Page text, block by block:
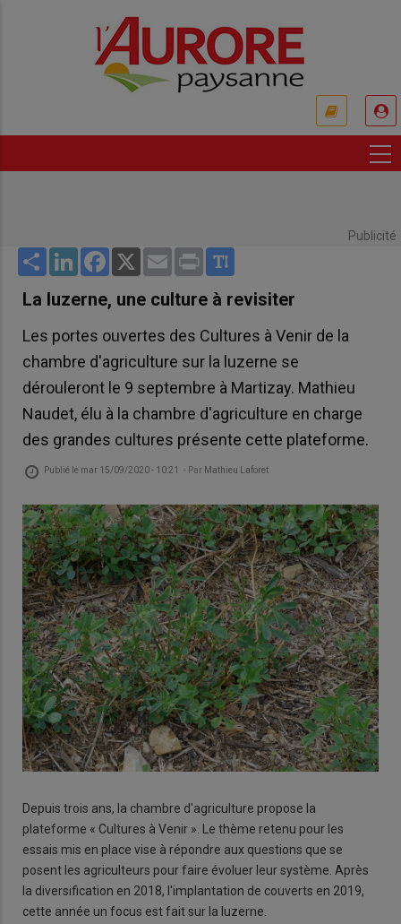
Publicité
Share LinkedInFacebook
X Email Print
La luzerne, une culture à revisiter
Les portes ouvertes des Cultures à Venir de la
chambre d'agriculture sur la luzerne se
dérouleront le 9 septembre à Martizay. Mathieu
Naudet, élu à la chambre d'agriculture en charge
des grandes cultures présente cette plateforme.
Publié le mar 15/09/2020 - 10:21 - Par Mathieu Laforet
Depuis trois ans, la chambre d'agriculture propose la
plateforme « Cultures à Venir ». Le thème retenu pour les
essais mis en place vise à répondre aux questions que se
posent les agriculteurs pour faire évoluer leur système. Après
la diversification en 2018, l'implantation de couverts en 2019,
cette année un focus est fait sur la luzerne.